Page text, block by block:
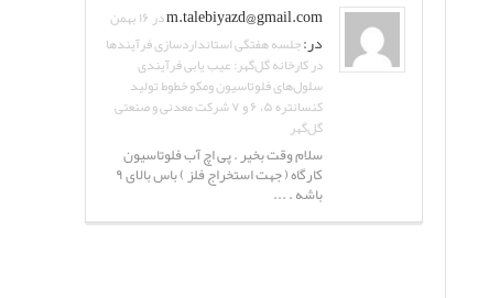
m.talebiyazd@gmail.comدر ۱۶ بهمن
در:جلسه هفتگی استانداردسازی فرآیندها
در کارخانه گل‌گهر: عیب یابی فرآیندی
سلول‌های فلوتاسیون ومکو خطوط تولید
کنسانتره ۵، ۶ و ۷ شرکت معدنی و صنعتی
گل‌گهر
سلام وقت بخیر . پی اچ آب فلوتاسیون
کارگاه ( جهت استخراج فلز ) باس بالای ۹
باشه . ...